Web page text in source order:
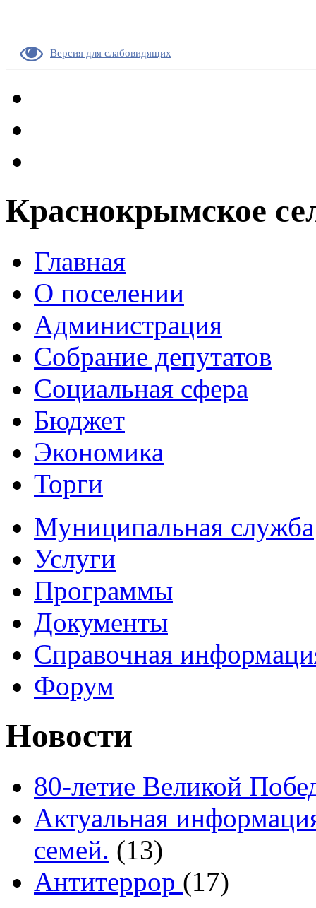
Версия для слабовидящих
Краснокрымское
Главная
О поселении
Администрация
Собрание депутатов
Социальная сфера
Бюджет
Экономика
Торги
Муниципальная служба
Услуги
Программы
Документы
Справочная
Форум
Новости
80-летие Великой
Актуальная
семей. (13)
Антитеррор (17)